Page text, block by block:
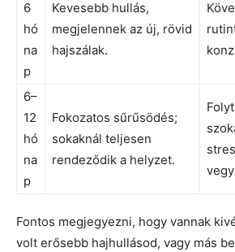
6
hó
na
p
Kevesebb hullás,
megjelennek az új, rövid
hajszálak.
6–
12
hó
na
p
Fokozatos sűrűsödés;
sokaknál teljesen
rendeződik a helyzet.
Fontos megjegyezni, hogy vannak
volt erősebb hajhullásod, vagy más